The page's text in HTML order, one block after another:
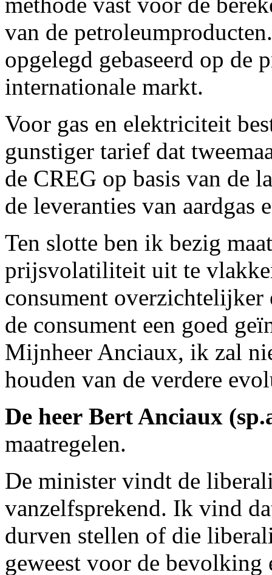
van de
opgelegd gebaseerd op de
internationale markt.
Voor gas en elektriciteit
gunstiger tarief dat
de CREG op basis van de
de leveranties van aardgas
Ten slotte ben ik bezig
prijsvolatiliteit uit te
consument
de consument een goed
Mijnheer Anciaux, ik zal
houden van de verdere
De heer Bert Anciaux
maatregelen.
De minister vindt de
vanzelfsprekend. Ik vind
durven stellen of die
geweest voor de